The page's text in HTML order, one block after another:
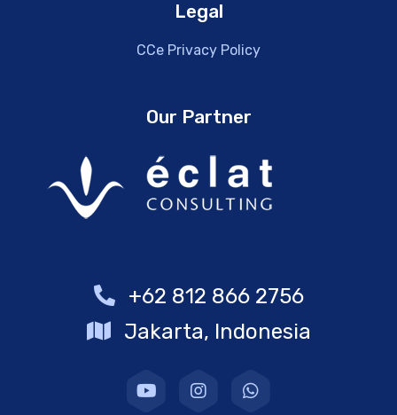
Legal
CCe Privacy Policy
Our Partner
+62 812 866 2756
Jakarta, Indonesia